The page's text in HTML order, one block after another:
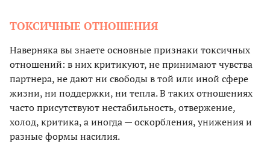
ТОКСИЧНЫЕ ОТНОШЕНИЯ
Наверняка вы знаете основные признаки токсичных
отношений: в них критикуют, не принимают чувства
партнера, не дают ни свободы в той или иной сфере
жизни, ни поддержки, ни тепла. В таких отношениях
часто присутствуют нестабильность, отвержение,
холод, критика, а иногда — оскорбления, унижения и
разные формы насилия.